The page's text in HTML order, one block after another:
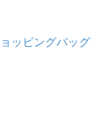
ッピングバッ